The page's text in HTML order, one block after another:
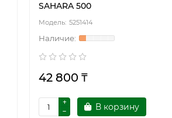
SAHARA 500
5251414
42 800 ₸
В корзину